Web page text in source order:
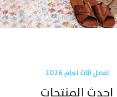
افضل اثاث لعام 2026